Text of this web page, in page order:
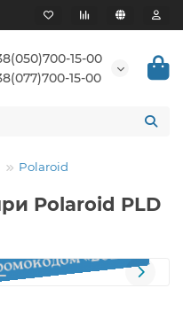
15-00
15-00
Polaroid
Polaroid PLD